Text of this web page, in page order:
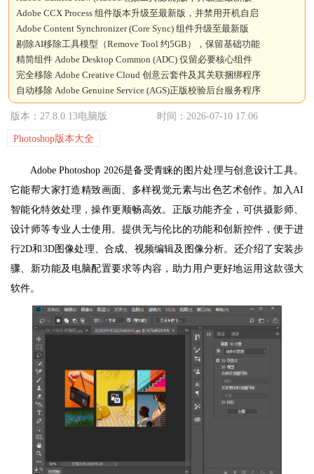
Adobe CCX Process 组件版本升级至最新版，并禁用开机自启
Adobe Content Synchronizer (Core Sync) 组件升级至最新版
剔除AI移除工具模型（Remove Tool 约5GB），保留基础功能
精简组件 Adobe Desktop Common (ADC) 仅留必要核心组件
完全移除 Adobe Creative Cloud 创意云套件及其关联捆绑程序
自动移除 Adobe Genuine Service (AGS)正版校验后台服务程序
版本：27.8.0.13电脑版 时间：2026-07-10 17:06
Photoshop版本大全
Adobe Photoshop 2026是备受青睐的图片处理与创意设计工具。
它能帮大家打造精致画面、多样视觉元素与出色艺术创作。加入AI
智能化特效处理，操作更顺畅高效。正版功能齐全，可供摄影师、
设计师等专业人士使用。提供无与伦比的功能和创新控件，便于进
行2D和3D图像处理、合成、视频编辑及图像分析。还介绍了安装步
骤、新功能及电脑配置要求等内容，助力用户更好地运用这款强大
软件。